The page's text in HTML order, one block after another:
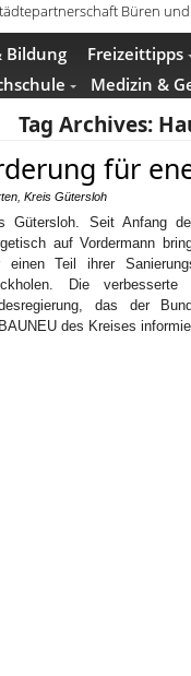
Skill Sharing der
Bildung Freizeittipps
Medizin &
Tag Archives:
für
Kreis Gütersloh
Gütersloh. Seit Anfang
auf Vordermann
einen Teil ihrer
Die
das der
des Kreises